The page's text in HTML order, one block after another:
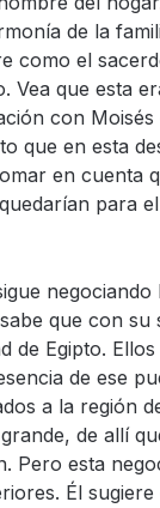
de la
como el
Vea que esta
con Moisés
que en esta
en cuenta
para
negociando
que con su
de Egipto.
de ese
a la región
de allí
Pero esta
Él